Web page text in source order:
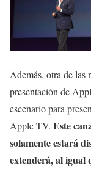
Además, otra de las
presentación de
escenario para
Apple TV. Este
solamente estará
extenderá, al igual